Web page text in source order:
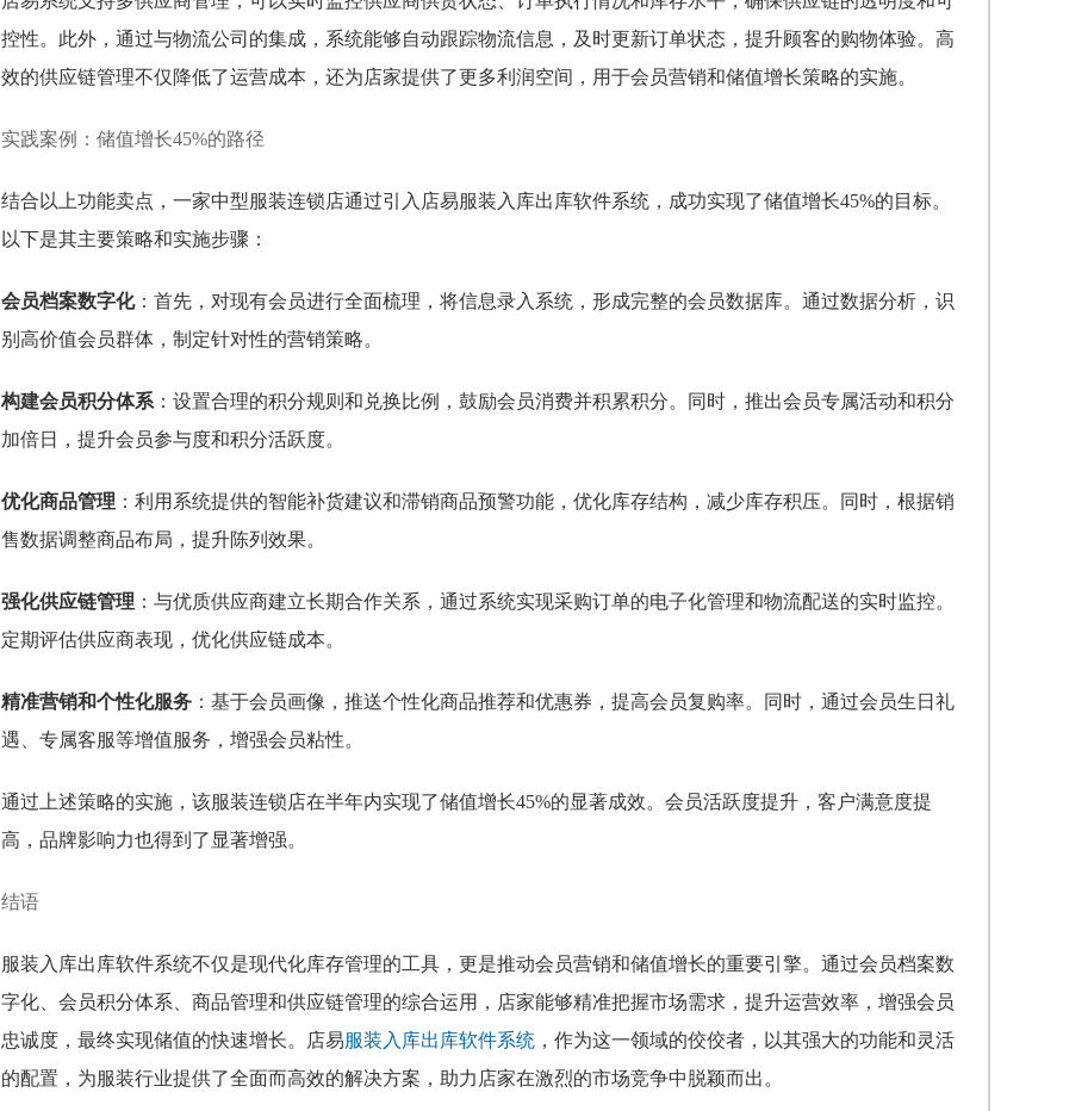
控性。此外，通过与物流公司的集成，系统能够自动跟踪物流信息，及时更新订单状态，提升顾客的购物体验。高
效的供应链管理不仅降低了运营成本，还为店家提供了更多利润空间，用于会员营销和储值增长策略的实施。
实践案例：储值增长45%的路径
结合以上功能卖点，一家中型服装连锁店通过引入店易服装入库出库软件系统，成功实现了储值增长45%的目标。
以下是其主要策略和实施步骤：
会员档案数字化：首先，对现有会员进行全面梳理，将信息录入系统，形成完整的会员数据库。通过数据分析，识
别高价值会员群体，制定针对性的营销策略。
构建会员积分体系：设置合理的积分规则和兑换比例，鼓励会员消费并积累积分。同时，推出会员专属活动和积分
加倍日，提升会员参与度和积分活跃度。
优化商品管理 ：利用系统提供的智能补货建议和滞销商品预警功能，优化库存结构，减少库存积压。同时，根据销
售数据调整商品布局，提升陈列效果。
强化供应链管理 ：与优质供应商建立长期合作关系，通过系统实现采购订单的电子化管理和物流配送的实时监控。
定期评估供应商表现，优化供应链成本。
精准营销和个性化服务：基于会员画像，推送个性化商品推荐和优惠券，提高会员复购率。同时，通过会员生日礼
遇、专属客服等增值服务，增强会员粘性。
通过上述策略的实施，该服装连锁店在半年内实现了储值增长45%的显著成效。会员活跃度提升，客户满意度提
高，品牌影响力也得到了显著增强。
结语
服装入库出库软件系统不仅是现代化库存管理的工具，更是推动会员营销和储值增长的重要引擎。通过会员档案数
字化、会员积分体系、商品管理和供应链管理的综合运用，店家能够精准把握市场需求，提升运营效率，增强会员
忠诚度，最终实现储值的快速增长。店易服装入库出库软件系统，作为这一领域的佼佼者，以其强大的功能和灵活
的配置，为服装行业提供了全面而高效的解决方案，助力店家在激烈的市场竞争中脱颖而出。